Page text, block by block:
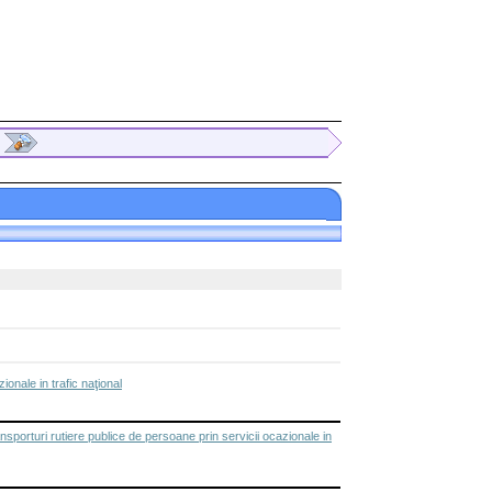
in trafic naţional
rutiere publice de persoane prin servicii ocazionale in